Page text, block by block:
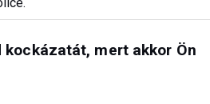
kockázatát, mert akkor Ön